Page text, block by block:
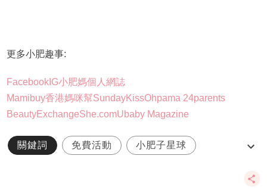
更多小肥趣事:
FacebookIG小肥媽個人網誌
Mamibuy香港媽咪幫SundayKissOhpama 24parents
BeautyExchangeShe.comUbaby Magazine
關鍵詞 免費活動 小肥子星球